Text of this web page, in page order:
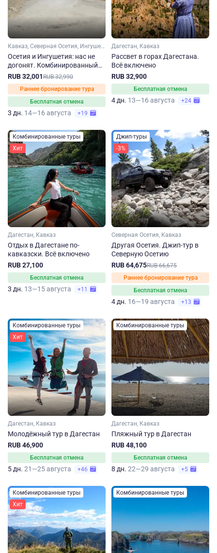
Кавказ, Северная Осетия, Ингушетия
Осетия и Ингушетия: нас не
догонят. Комбинированный
джип-тур на 3 дня
RUB 32,001RUB 32,990
Раннее бронирование тура
Бесплатная отмена
3 дн. 14—16 августа +19
Дагестан, Кавказ
Рассвет в горах Дагестана.
Всё включено
RUB 32,900
Бесплатная отмена
4 дн. 13—16 августа +24
Комбинированные туры
Хит
Дагестан, Кавказ
Отдых в Дагестане по-
кавказски. Всё включено
RUB 27,100
Бесплатная отмена
3 дн. 13—15 августа +11
Джип-туры
-3%
Северная Осетия, Кавказ
Другая Осетия. Джип-тур в
Северную Осетию
RUB 64,675RUB 66,675
Раннее бронирование тура
Бесплатная отмена
4 дн. 16—19 августа +13
Комбинированные туры
Хит
Дагестан, Кавказ
Молодёжный тур в Дагестан
RUB 46,900
Бесплатная отмена
5 дн. 21—25 августа +46
Комбинированные туры
Дагестан, Кавказ
Пляжный тур в Дагестан
RUB 48,100
Бесплатная отмена
8 дн. 22—29 августа +5
Комбинированные туры
Хит
Комбинированные туры